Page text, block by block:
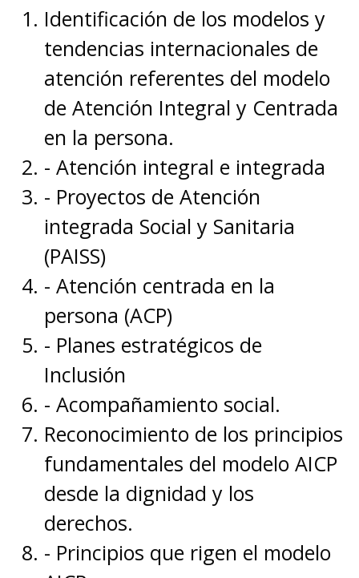
Identificación de los modelos y
tendencias internacionales de
atención referentes del modelo
de Atención Integral y Centrada
en la persona.
- Atención integral e integrada
- Proyectos de Atención
integrada Social y Sanitaria
(PAISS)
- Atención centrada en la
persona (ACP)
- Planes estratégicos de
Inclusión
- Acompañamiento social.
Reconocimiento de los principios
fundamentales del modelo AICP
desde la dignidad y los
derechos.
- Principios que rigen el modelo